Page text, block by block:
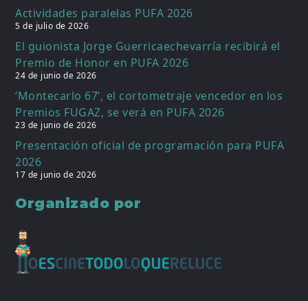
Actividades paralelas PUFA 2026
5 de julio de 2026
El guionista Jorge Guerricaechevarría recibirá el
Premio de Honor en PUFA 2026
24 de junio de 2026
‘Montecarlo 67’, el cortometraje vencedor en los
Premios FUGAZ, se verá en PUFA 2026
23 de junio de 2026
Presentación oficial de programación para PUFA
2026
17 de junio de 2026
Organizado por